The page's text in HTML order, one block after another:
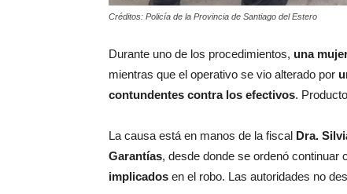
Créditos: Policía de la Provincia de Santiago del Estero
Durante uno de los procedimientos, una
mientras que el operativo se vio alterado por
contundentes contra los efectivos.
La causa está en manos de la fiscal Dra.
Garantías, desde donde se ordenó continuar
implicados en el robo. Las autoridades no